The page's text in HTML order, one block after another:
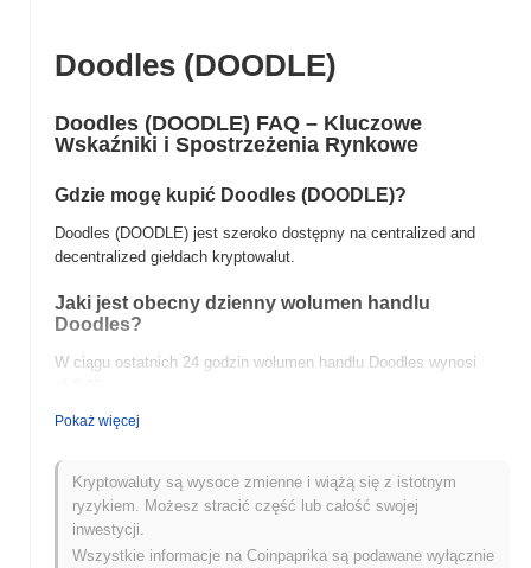
Doodles (DOODLE)
Doodles (DOODLE) FAQ – Kluczowe
Wskaźniki i Spostrzeżenia Rynkowe
Gdzie mogę kupić Doodles (DOODLE)?
Doodles (DOODLE) jest szeroko dostępny na centralized and
decentralized giełdach kryptowalut.
Jaki jest obecny dzienny wolumen handlu
Doodles?
W ciągu ostatnich 24 godzin wolumen handlu Doodles wynosi
Jaka jest historia zakresu cen Doodles?
Najwyższy Poziom Historyczny (ATH):
Najniższy Poziom Historyczny (ATL):
zł 0.00
Doodles jest obecnie notowany
Pokaż więcej
Kryptowaluty są wysoce zmienne i wiążą się z istotnym
ryzykiem. Możesz stracić część lub całość swojej
inwestycji.
Wszystkie informacje na Coinpaprika są podawane wyłącznie